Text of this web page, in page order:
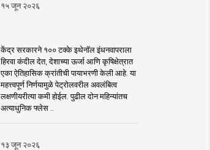
१५ जून २०२६
केंद्र सरकारने १०० टक्के इथेनॉल इंधनवापराला
हिरवा कंदील देत, देशाच्या ऊर्जा आणि कृषिक्षेत्रात
एका ऐतिहासिक क्रांतीची पायाभरणी केली आहे. या
महत्त्वपूर्ण निर्णयामुळे पेट्रोलवरील अवलंबित्व
लक्षणीयरीत्या कमी होईल. पुढील दोन महिन्यांतच
अत्याधुनिक फ्लेस ..
१३ जून २०२६